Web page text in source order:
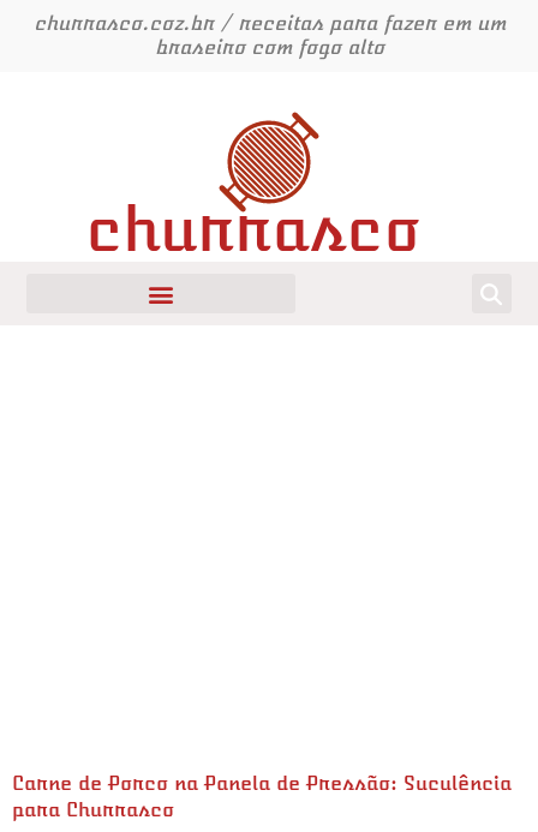
churrasco.coz.br / receitas para fazer em um
braseiro com fogo alto
churrasco
Carne de Porco na Panela de Pressão: Suculência
para Churrasco